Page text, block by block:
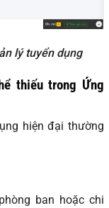
lý tuyển dụng
thiếu trong Ứng
hiện đại thường
ban hoặc chi